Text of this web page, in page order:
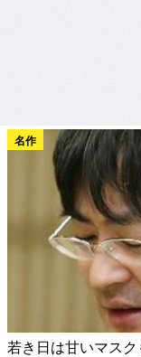
名作
若き日は甘いマス